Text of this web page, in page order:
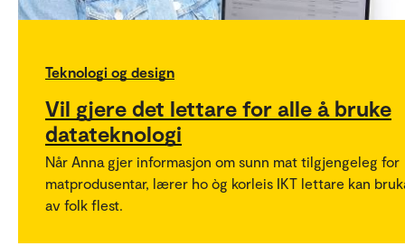
Teknologi og design
Vil gjere det lettare for alle å bruke
datateknologi
Når Anna gjer informasjon om sunn mat tilgjengeleg for
matprodusentar, lærer ho òg korleis IKT lettare kan
av folk flest.